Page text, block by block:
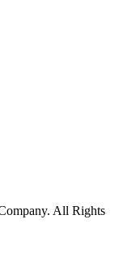
All Rights